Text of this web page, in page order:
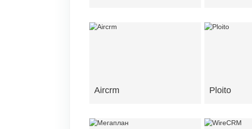
Aircrm Ploito